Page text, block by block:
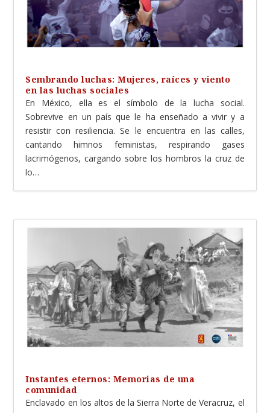
Sembrando luchas: Mujeres, raíces y viento
en las luchas sociales
En México, ella es el símbolo de la lucha social.
Sobrevive en un país que le ha enseñado a vivir y a
resistir con resiliencia. Se le encuentra en las calles,
cantando himnos feministas, respirando gases
lacrimógenos, cargando sobre los hombros la cruz de
lo…
Instantes eternos: Memorias de una
comunidad
Enclavado en los altos de la Sierra Norte de Veracruz, el